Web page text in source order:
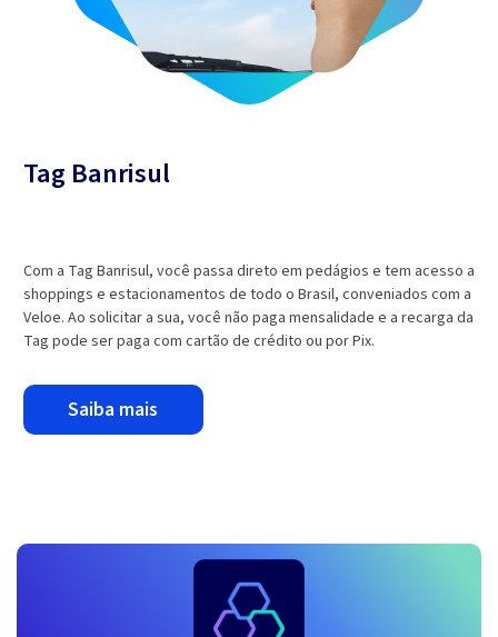
Tag Banrisul
Com a Tag Banrisul, você passa direto em pedágios e tem acesso a
shoppings e estacionamentos de todo o Brasil, conveniados com a
Veloe. Ao solicitar a sua, você não paga mensalidade e a recarga da
Tag pode ser paga com cartão de crédito ou por Pix.
saiba mais